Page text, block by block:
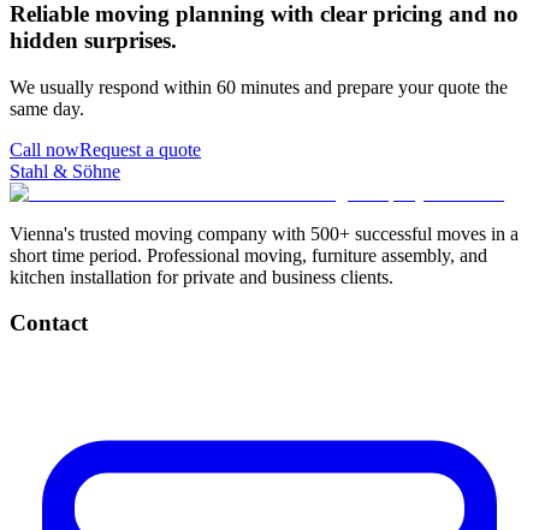
Reliable moving planning with clear pricing and no
hidden surprises.
We usually respond within 60 minutes and prepare your quote the
same day.
Call nowRequest a quote
Stahl & Söhne
Vienna's trusted moving company with 500+ successful moves in a
short time period. Professional moving, furniture assembly, and
kitchen installation for private and business clients.
Contact